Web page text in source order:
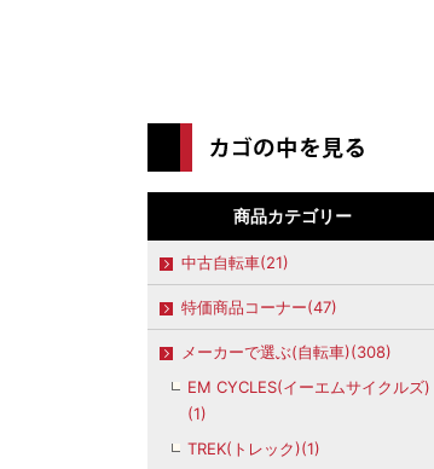
商品カテゴリー
中古自転車(21)
特価商品コーナー(47)
メーカーで選ぶ(自転車)(308)
EM CYCLES(イーエムサイクルズ)
(1)
TREK(トレック)(1)